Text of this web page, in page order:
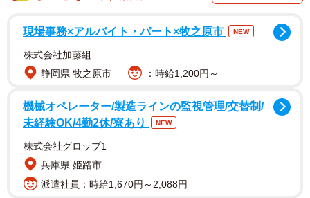
現場事務×アルバイト・パート×牧之原市 NEW
株式会社加藤組
静岡県 牧之原市
：時給1,200円～
機械オペレーター/製造ラインの監視管理/交替制/
未経験OK/4勤2休/寮あり
NEW
株式会社グロップ1
兵庫県 姫路市
派遣社員：時給1,670円～2,088円